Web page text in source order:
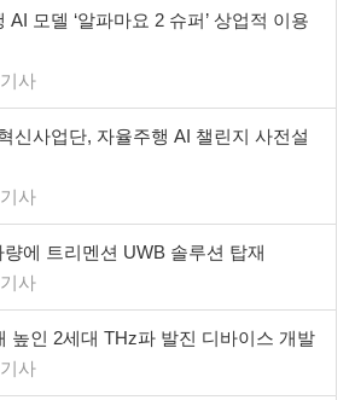
모델 ‘알파마요 2 슈퍼’ 상업적 이용
사
신사업단, 자율주행 AI 챌린지 사전설
사
에 트리멘션 UWB 솔루션 탑재
사
높인 2세대 THz파 발진 디바이스 개발
사